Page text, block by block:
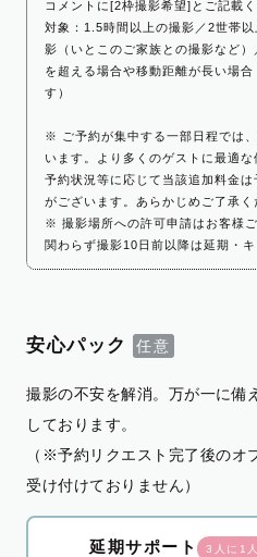
コメントに[2枠撮影希望]とご記載く
対象：1.5時間以上の撮影／2世帯
影（いとこのご家族との撮影など
を超える場合や移動距離が長い場
す）
※ ご予約が集中する一部日程では
います。より多くのゲストに最適な
予約状況等に応じて当該追加料金
がございます。あらかじめご了承く
※ 撮影場所への許可申請はお客様
関わらず撮影10日前以降は延期・
安心パック
撮影の不安を解消。万が一に備
しております。
（※予約リクエスト完了後のオ
受け付けておりません）
延期サポート 3人に1